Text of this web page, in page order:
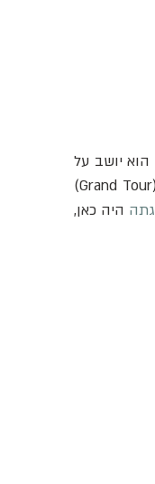
גתה היה כאן,